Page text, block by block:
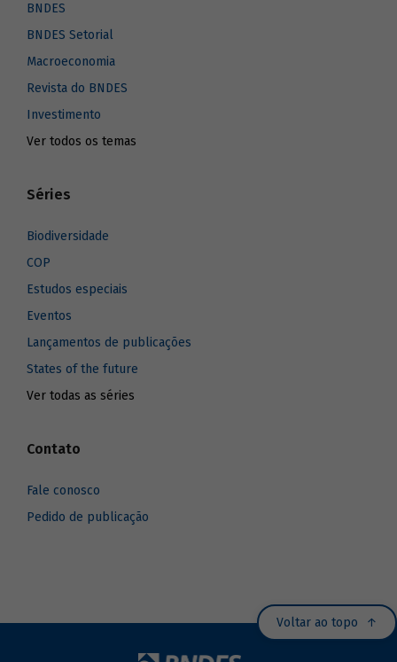
BNDES
BNDES Setorial
Macroeconomia
Revista do BNDES
Investimento
Ver todos os temas
Séries
Biodiversidade
COP
Estudos especiais
Eventos
Lançamentos de publicações
States of the future
Ver todas as séries
Contato
Fale conosco
Pedido de publicação
Voltar ao topo